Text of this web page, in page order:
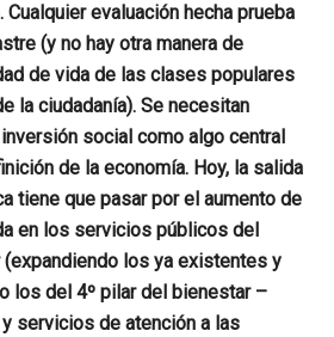
evaluación hecha prueba
(y no hay otra manera de
de vida de las clases populares
la ciudadanía). Se necesitan
social como algo central
de la economía. Hoy, la salida
tiene que pasar por el aumento de
en los servicios públicos del
(expandiendo los ya existentes y
los del 4º pilar del bienestar –
servicios de atención a las